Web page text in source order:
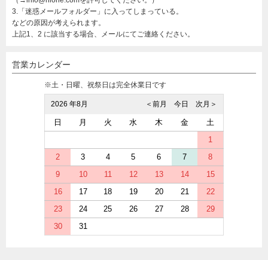
3.「迷惑メールフォルダー」に入ってしまっている。
などの原因が考えられます。
上記1、2 に該当する場合、メールにてご連絡ください。
営業カレンダー
※土・日曜、祝祭日は完全休業日です
2026 年8月 次月＞
今日
＜前月
日 月 火 水 木 金
土
1
2
3 4 5 6 7
8
9
10 11 12 13 14
15
16
17 18 19 20 21
22
23
24 25 26 27 28
29
30
31